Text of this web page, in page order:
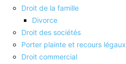
Droit de la famille
Divorce
Droit des sociétés
Porter plainte et recours légaux
Droit commercial